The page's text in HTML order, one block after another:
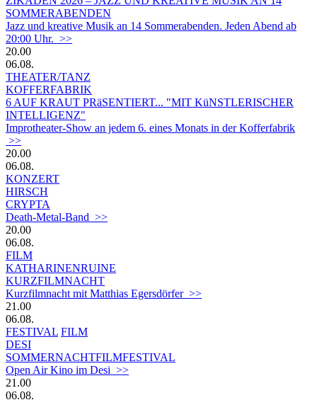
SOMMERABENDEN
Jazz und kreative Musik an 14 Sommerabenden. Jeden Abend ab
20:00 Uhr. >>
20.00
06.08.
THEATER/TANZ
KOFFERFABRIK
6 AUF KRAUT PRäSENTIERT... "MIT KüNSTLERISCHER
INTELLIGENZ"
Improtheater-Show an jedem 6. eines Monats in der Kofferfabrik
>>
20.00
06.08.
KONZERT
HIRSCH
CRYPTA
Death-Metal-Band >>
20.00
06.08.
FILM
KATHARINENRUINE
KURZFILMNACHT
Kurzfilmnacht mit Matthias Egersdörfer >>
21.00
06.08.
FESTIVAL FILM
DESI
SOMMERNACHTFILMFESTIVAL
Open Air Kino im Desi >>
21.00
06.08.